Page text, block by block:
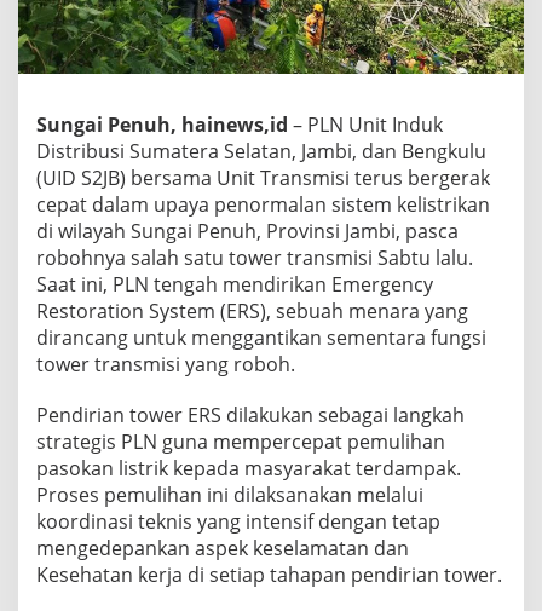
Sungai Penuh, hainews,id – PLN Unit Induk
Distribusi Sumatera Selatan, Jambi, dan Bengkulu
(UID S2JB) bersama Unit Transmisi terus bergerak
cepat dalam upaya penormalan sistem kelistrikan
di wilayah Sungai Penuh, Provinsi Jambi, pasca
robohnya salah satu tower transmisi Sabtu lalu.
Saat ini, PLN tengah mendirikan Emergency
Restoration System (ERS), sebuah menara yang
dirancang untuk menggantikan sementara fungsi
tower transmisi yang roboh.
Pendirian tower ERS dilakukan sebagai langkah
strategis PLN guna mempercepat pemulihan
pasokan listrik kepada masyarakat terdampak.
Proses pemulihan ini dilaksanakan melalui
koordinasi teknis yang intensif dengan tetap
mengedepankan aspek keselamatan dan
Kesehatan kerja di setiap tahapan pendirian tower.